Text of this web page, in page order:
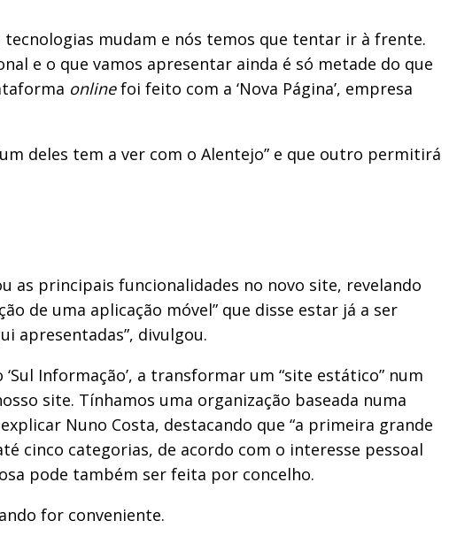
tecnologias mudam e nós temos que tentar ir à frente.
e o que vamos apresentar ainda é só metade do que
onlinefoi feito com a ‘Nova Página’, empresa
deles tem a ver com o Alentejo” e que outro permitirá
as principais funcionalidades no novo site, revelando
de uma aplicação móvel” que disse estar já a ser
apresentadas”, divulgou.
Informação’, a transformar um “site estático” num
site. Tínhamos uma organização baseada numa
Nuno Costa, destacando que “a primeira grande
cinco categorias, de acordo com o interesse pessoal
pode também ser feita por concelho.
for conveniente.